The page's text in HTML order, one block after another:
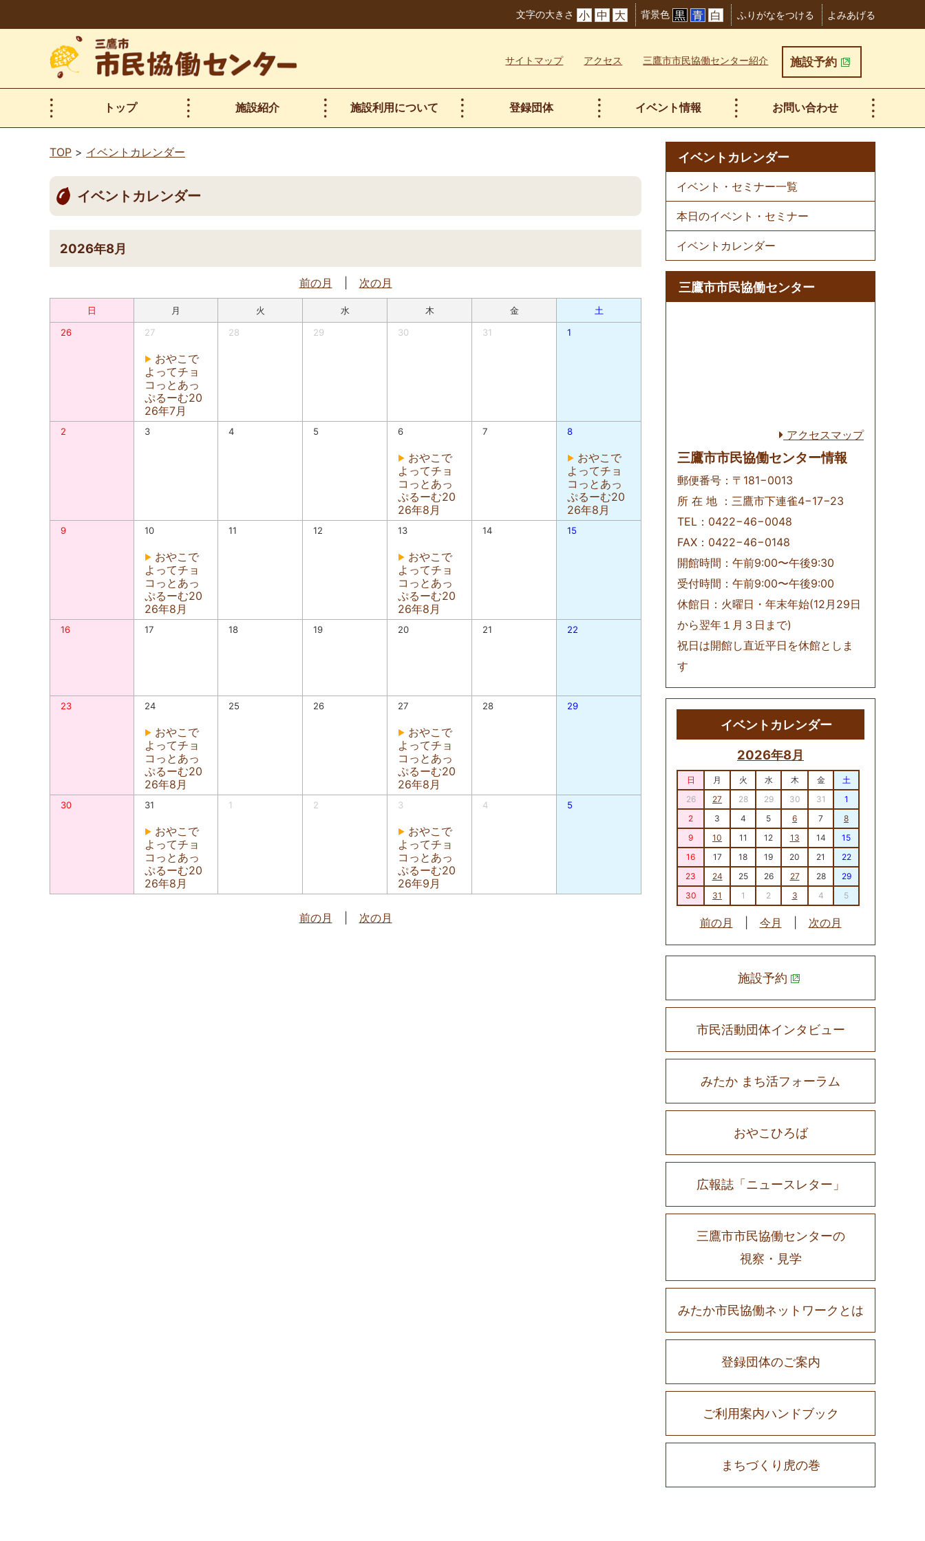
文
へ
移
動
文字の大きさ 小 中 大 背景色 黒 青 白 ふりがなをつける よみあげる
サイトマップ アクセス 三鷹市市民協働センター紹介 施設予約
トップ 施設紹介 施設利用について 登録団体 イベント情報 お問い合わせ
TOP イベントカレンダー
イベントカレンダー
2026年8月
前の月 次の月
日 月 火 水 木 金
土
26
27
おやこで
よってチョ
コっとあっ
ぷるーむ20
26年7月
28 29 30 31 1
2 3 4 5 6
おやこで
よってチョ
コっとあっ
ぷるーむ20
26年8月
7 8
おやこで
よってチョ
コっとあっ
ぷるーむ20
26年8月
9 10
おやこで
よってチョ
コっとあっ
ぷるーむ20
26年8月
11 12 13
おやこで
よってチョ
コっとあっ
ぷるーむ20
26年8月
14 15
16 17 18 19 20 21 22
23 24
おやこで
よってチョ
コっとあっ
ぷるーむ20
26年8月
25 26 27
おやこで
よってチョ
コっとあっ
ぷるーむ20
26年8月
28 29
30 31
おやこで
よってチョ
コっとあっ
ぷるーむ20
26年8月
1 2 3
おやこで
よってチョ
コっとあっ
ぷるーむ20
26年9月
4 5
前の月 次の月
イベントカレンダー
イベント・セミナー一覧
本日のイベント・セミナー
イベントカレンダー
三鷹市市民協働センター
アクセスマップ
三鷹市市民協働センター情報
郵便番号：〒181−0013
所 在 地 ：三鷹市下連雀4−17−23
TEL：0422−46−0048
FAX：0422−46−0148
開館時間：午前9:00〜午後9:30
受付時間：午前9:00〜午後9:00
休館日：火曜日・年末年始(12月29日
から翌年１月３日まで)
祝日は開館し直近平日を休館としま
す
イベントカレンダー
2026年8月
日 月 火 水 木 金
土
26
27 28 29 30 31
1
2
3 4 5 6 7
8
9
10 11 12 13 14
15
16
17 18 19 20 21
22
23
24 25 26 27 28
29
30
31 1 2 3 4 5
前の月 今月 次の月
施設予約
市民活動団体インタビュー
みたか まち活フォーラム
おやこひろば
広報誌「ニュースレター」
三鷹市市民協働センターの
視察・見学
みたか市民協働ネットワークとは
登録団体のご案内
ご利用案内ハンドブック
まちづくり虎の巻